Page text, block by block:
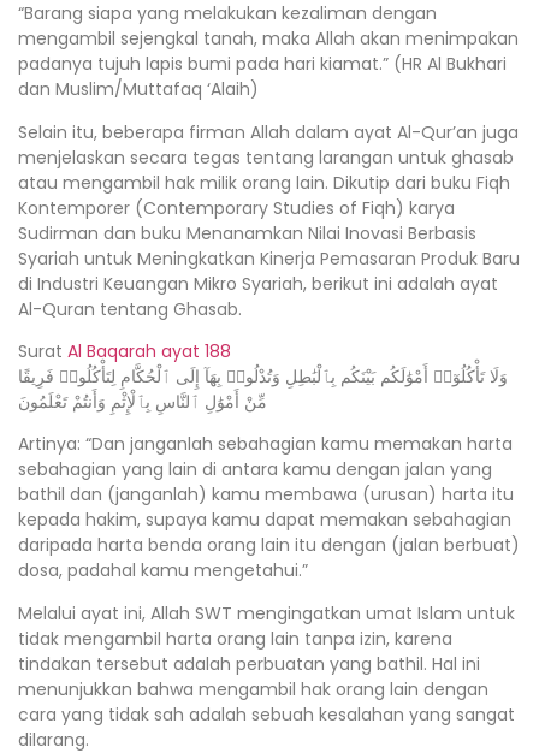
“Barang siapa yang melakukan kezaliman dengan
mengambil sejengkal tanah, maka Allah akan menimpakan
padanya tujuh lapis bumi pada hari kiamat.” (HR Al Bukhari
dan Muslim/Muttafaq ‘Alaih)
Selain itu, beberapa firman Allah dalam ayat Al-Qur’an juga
menjelaskan secara tegas tentang larangan untuk ghasab
atau mengambil hak milik orang lain. Dikutip dari buku Fiqh
Kontemporer (Contemporary Studies of Fiqh) karya
Sudirman dan buku Menanamkan Nilai Inovasi Berbasis
Syariah untuk Meningkatkan Kinerja Pemasaran Produk Baru
di Industri Keuangan Mikro Syariah, berikut ini adalah ayat
Al-Quran tentang Ghasab.
Surat Al Baqarah ayat 188
وَلَا تَأْكُلُوٓا۟ أَمْوَٰلَكُم بَيْنَكُم بِٱلْبَٰطِلِ وَتُدْلُوا۟ بِهَآ إِلَى ٱلْحُكَّامِ لِتَأْكُلُوا۟ فَرِيقًا
مِّنْ أَمْوَٰلِ ٱلنَّاسِ بِٱلْإِثْمِ وَأَنتُمْ تَعْلَمُونَ
Artinya: “Dan janganlah sebahagian kamu memakan harta
sebahagian yang lain di antara kamu dengan jalan yang
bathil dan (janganlah) kamu membawa (urusan) harta itu
kepada hakim, supaya kamu dapat memakan sebahagian
daripada harta benda orang lain itu dengan (jalan berbuat)
dosa, padahal kamu mengetahui.”
Melalui ayat ini, Allah SWT mengingatkan umat Islam untuk
tidak mengambil harta orang lain tanpa izin, karena
tindakan tersebut adalah perbuatan yang bathil. Hal ini
menunjukkan bahwa mengambil hak orang lain dengan
cara yang tidak sah adalah sebuah kesalahan yang sangat
dilarang.